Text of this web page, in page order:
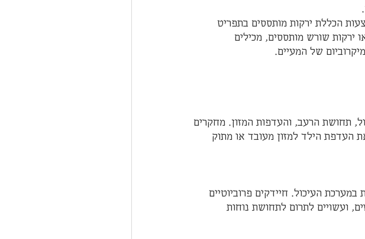
הכללת ירקות מותססים בתפריט
ירקות שורש מותססים, מכילים
של המעיים.
תחושת הרעב, והעדפות המזון. מחקרים
העדפת הילד למזון מעובד או מתוק
במערכת העיכול. חיידקים פרוביוטיים
ועשויים לתרום לתחושת נוחות